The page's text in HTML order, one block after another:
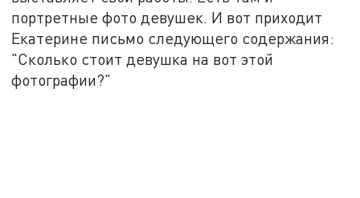
портретные фото девушек. И вот приходит
Екатерине письмо следующего содержания:
"Сколько стоит девушка на вот этой
фотографии?"